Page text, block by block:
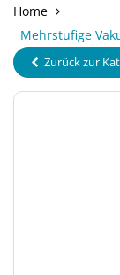
Home
Mehrstufige
Zurück zur